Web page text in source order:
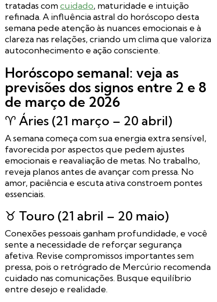
tratadas comcuidado, maturidade e intuição
refinada. A influência astral do horóscopo desta
semana pede atenção às nuances emocionais e à
clareza nas relações, criando um clima que valoriza
autoconhecimento e ação consciente.
Horóscopo semanal: veja as
previsões dos signos entre 2 e 8
de março de 2026
♈ Áries (21 março – 20 abril)
A semana começa com sua energia extra sensível,
favorecida por aspectos que pedem ajustes
emocionais e reavaliação de metas. No trabalho,
reveja planos antes de avançar com pressa. No
amor, paciência e escuta ativa constroem pontes
essenciais.
♉ Touro (21 abril – 20 maio)
Conexões pessoais ganham profundidade, e você
sente a necessidade de reforçar segurança
afetiva. Revise compromissos importantes sem
pressa, pois o retrógrado de Mercúrio recomenda
cuidado nas comunicações. Busque equilíbrio
entre desejo e realidade.